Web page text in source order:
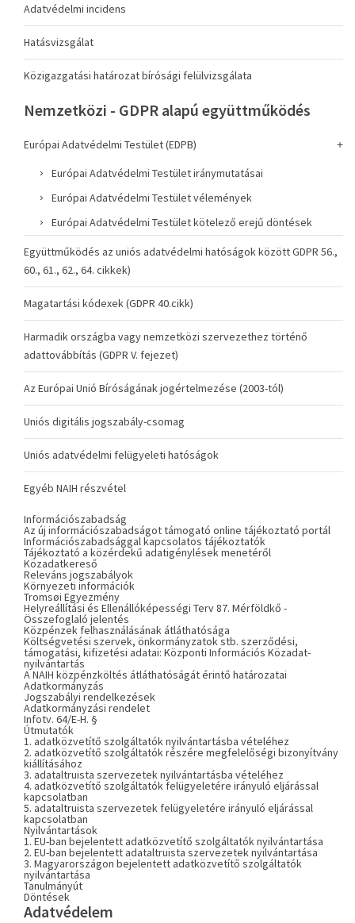
Adatvédelmi incidens
Hatásvizsgálat
Közigazgatási határozat bírósági felülvizsgálata
Nemzetközi - GDPR alapú együttműködés
Európai Adatvédelmi Testület (EDPB)
Európai Adatvédelmi Testület iránymutatásai
Európai Adatvédelmi Testület vélemények
Európai Adatvédelmi Testület kötelező erejű döntések
Együttműködés az uniós adatvédelmi hatóságok között GDPR 56.,
60., 61., 62., 64. cikkek)
Magatartási kódexek (GDPR 40.cikk)
Harmadik országba vagy nemzetközi szervezethez történő
adattovábbítás (GDPR V. fejezet)
Az Európai Unió Bíróságának jogértelmezése (2003-tól)
Uniós digitális jogszabály-csomag
Uniós adatvédelmi felügyeleti hatóságok
Egyéb NAIH részvétel
Információszabadság
Az új információszabadságot támogató online tájékoztató portál
Információszabadsággal kapcsolatos tájékoztatók
Tájékoztató a közérdekű adatigénylések menetéről
Közadatkereső
Releváns jogszabályok
Környezeti információk
Tromsøi Egyezmény
Helyreállítási és Ellenállóképességi Terv 87. Mérföldkő -
Összefoglaló jelentés
Közpénzek felhasználásának átláthatósága
Költségvetési szervek, önkormányzatok stb. szerződési,
támogatási, kifizetési adatai: Központi Információs Közadat-
nyilvántartás
A NAIH közpénzköltés átláthatóságát érintő határozatai
Adatkormányzás
Jogszabályi rendelkezések
Adatkormányzási rendelet
Infotv. 64/E-H. §
Útmutatók
1. adatközvetítő szolgáltatók nyilvántartásba vételéhez
2. adatközvetítő szolgáltatók részére megfelelőségi bizonyítvány
kiállításához
3. adataltruista szervezetek nyilvántartásba vételéhez
4. adatközvetítő szolgáltatók felügyeletére irányuló eljárással
kapcsolatban
5. adataltruista szervezetek felügyeletére irányuló eljárással
kapcsolatban
Nyilvántartások
1. EU-ban bejelentett adatközvetítő szolgáltatók nyilvántartása
2. EU-ban bejelentett adataltruista szervezetek nyilvántartása
3. Magyarországon bejelentett adatközvetítő szolgáltatók
nyilvántartása
Tanulmányút
Döntések
Adatvédelem